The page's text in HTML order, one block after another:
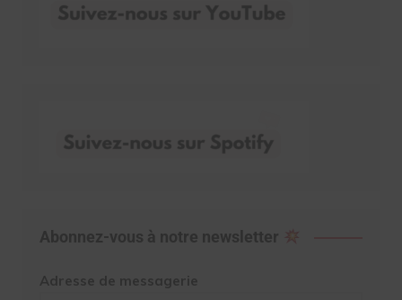
Abonnez-vous à notre newsletter
Adresse de messagerie